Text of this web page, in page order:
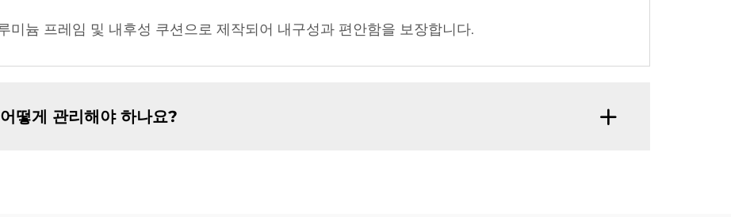
미늄 프레임 및 내후성 쿠션으로 제작되어 내구성과 편안함을 보장합니다.
떻게 관리해야 하나요?